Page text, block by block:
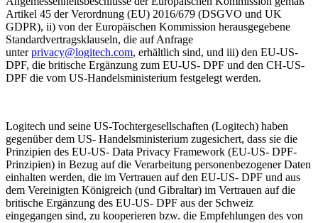
Artikel 45 der Verordnung (EU) 2016/679 (DSGVO und UK
GDPR), ii) von der Europäischen Kommission herausgegebene
Standardvertragsklauseln, die auf Anfrage
unterprivacy@logitech.com, erhältlich sind, und iii) den EU-US-
DPF, die britische Ergänzung zum EU-US- DPF und den CH-US-
DPF die vom US-Handelsministerium festgelegt werden.
Logitech und seine US-Tochtergesellschaften (Logitech) haben
gegenüber dem US- Handelsministerium zugesichert, dass sie die
Prinzipien des EU-US- Data Privacy Framework (EU-US- DPF-
Prinzipien) in Bezug auf die Verarbeitung personenbezogener Daten
einhalten werden, die im Vertrauen auf den EU-US- DPF und aus
dem Vereinigten Königreich (und Gibraltar) im Vertrauen auf die
britische Ergänzung des EU-US- DPF aus der Schweiz
eingegangen sind, zu kooperieren bzw. die Empfehlungen des von